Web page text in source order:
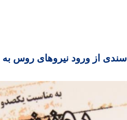
سندی از ورود نیروهای روس به